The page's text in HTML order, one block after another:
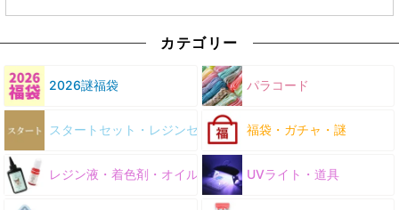
カテゴリー
2026謎福袋 パラコード
スタートセット・レジンセット 福袋・ガチャ・謎
レジン液・着色剤・オイル UVライト・道具